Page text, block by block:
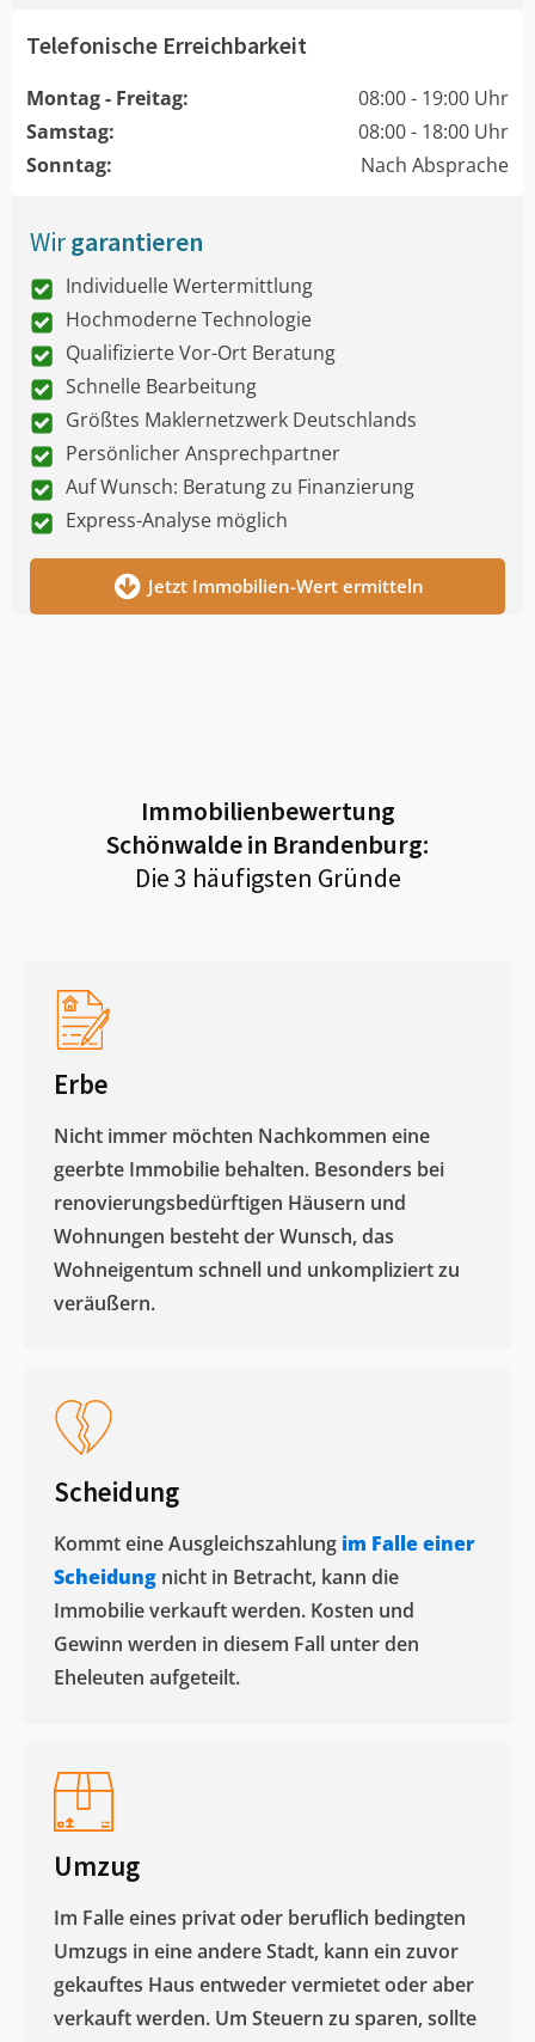
Telefonische Erreichbarkeit
Montag - Freitag:
08:00 - 19:00 Uhr
Samstag:
08:00 - 18:00 Uhr
Sonntag:
Nach Absprache
Wirgarantieren
Individuelle Wertermittlung
Hochmoderne Technologie
Qualifizierte Vor-Ort Beratung
Schnelle Bearbeitung
Größtes Maklernetzwerk Deutschlands
Persönlicher Ansprechpartner
Auf Wunsch: Beratung zu Finanzierung
Express-Analyse möglich
Jetzt Immobilien-Wert ermitteln
Immobilienbewertung
Schönwalde in Brandenburg:
Die 3 häufigsten Gründe
Erbe
Nicht immer möchten Nachkommen eine
geerbte Immobilie behalten. Besonders bei
renovierungsbedürftigen Häusern und
Wohnungen besteht der Wunsch, das
Wohneigentum schnell und unkompliziert zu
veräußern. ​
Scheidung
Kommt eine Ausgleichszahlung im Falle einer
Scheidung nicht in Betracht, kann die
Immobilie verkauft werden. Kosten und
Gewinn werden in diesem Fall unter den
Eheleuten aufgeteilt.​
Umzug
Im Falle eines privat oder beruflich bedingten
Umzugs in eine andere Stadt, kann ein zuvor
gekauftes Haus entweder vermietet oder aber
verkauft werden. Um Steuern zu sparen, sollte